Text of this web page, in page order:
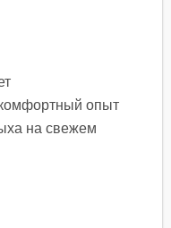
опыт
на свежем